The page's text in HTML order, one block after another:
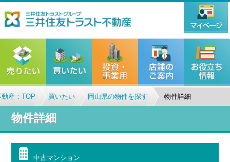
産：TOP 買いたい 岡山県の物件を探す 物件詳細
物件詳細
中古マンション